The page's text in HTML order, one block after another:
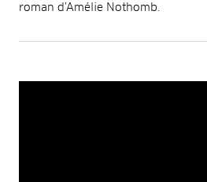
roman d’Amélie Nothomb.